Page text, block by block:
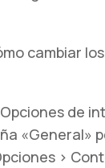
cambiar
de
«General»
>